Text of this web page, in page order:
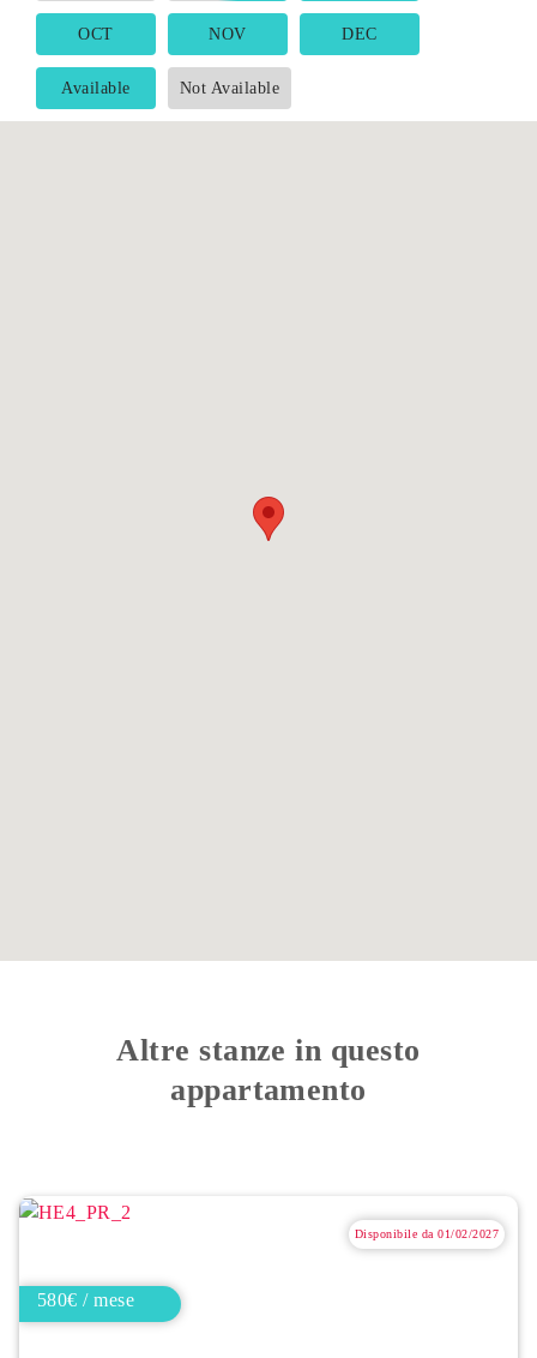
OCT NOV DEC
Available Not Available
Altre stanze in questo
appartamento
Disponibile da 01/02/2027
580€ / mese